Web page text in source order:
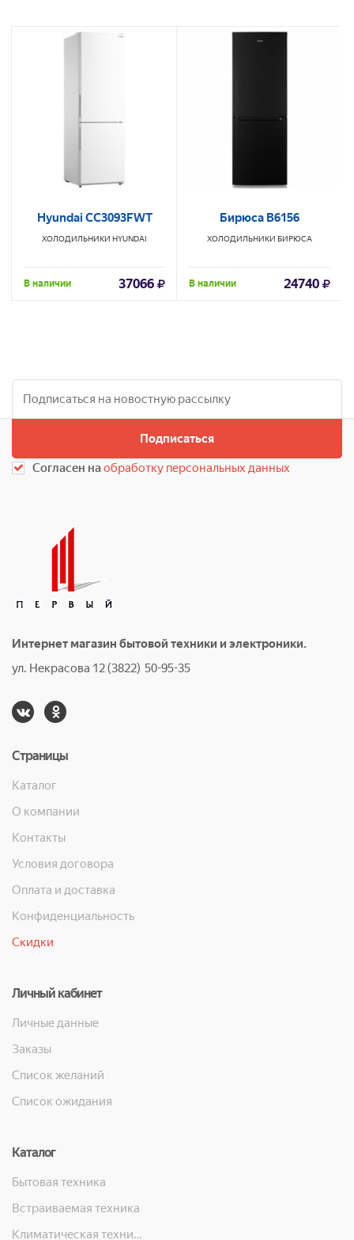
Hyundai CC3093FWT
ХОЛОДИЛЬНИКИ HYUNDAI
В наличии 37066
Бирюса B6156
ХОЛОДИЛЬНИКИ БИРЮСА
В наличии 24740
Подписаться
Согласен наобработку персональных данных
Интернет магазин бытовой техники и электроники.
ул. Некрасова 12 (3822) 50-95-35
Страницы
Каталог
О компании
Контакты
Условия договора
Оплата и доставка
Конфиденциальность
Скидки
Личный кабинет
Личные данные
Заказы
Список желаний
Список ожидания
Каталог
Бытовая техника
Встраиваемая техника
Климатическая техника